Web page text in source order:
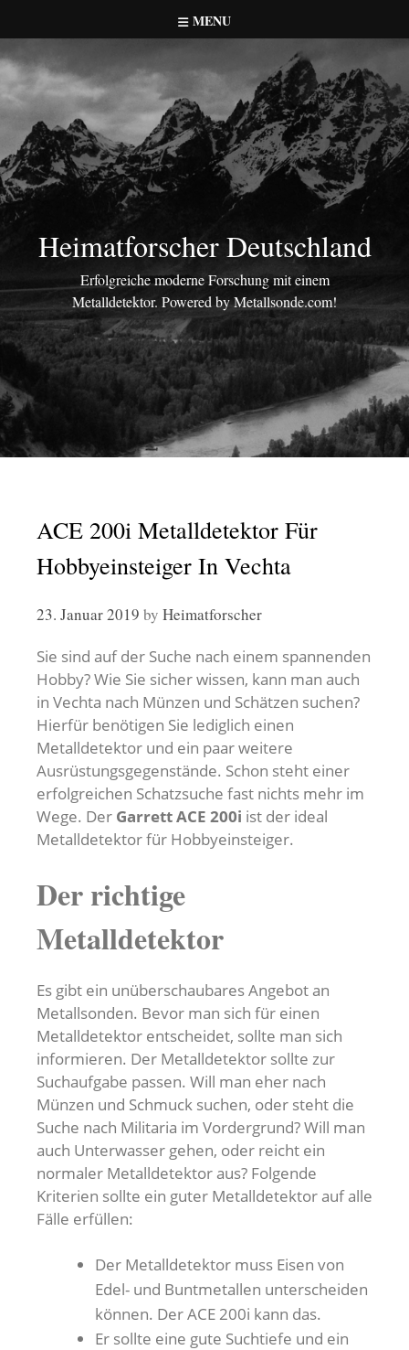
to
content
MENU
Heimatforscher Deutschland
Erfolgreiche moderne Forschung mit einem
Metalldetektor. Powered by Metallsonde.com!
ACE 200i Metalldetektor Für
Hobbyeinsteiger In Vechta
23. Januar 2019 by Heimatforscher
Sie sind auf der Suche nach einem spannenden
Hobby? Wie Sie sicher wissen, kann man auch
in Vechta nach Münzen und Schätzen suchen?
Hierfür benötigen Sie lediglich einen
Metalldetektor und ein paar weitere
Ausrüstungsgegenstände. Schon steht einer
erfolgreichen Schatzsuche fast nichts mehr im
Wege. Der Garrett ACE 200i ist der ideal
Metalldetektor für Hobbyeinsteiger.
Der richtige
Metalldetektor
Es gibt ein unüberschaubares Angebot an
Metallsonden. Bevor man sich für einen
Metalldetektor entscheidet, sollte man sich
informieren. Der Metalldetektor sollte zur
Suchaufgabe passen. Will man eher nach
Münzen und Schmuck suchen, oder steht die
Suche nach Militaria im Vordergrund? Will man
auch Unterwasser gehen, oder reicht ein
normaler Metalldetektor aus? Folgende
Kriterien sollte ein guter Metalldetektor auf alle
Fälle erfüllen:
Der Metalldetektor muss Eisen von
Edel- und Buntmetallen unterscheiden
können. Der ACE 200i kann das.
Er sollte eine gute Suchtiefe und ein